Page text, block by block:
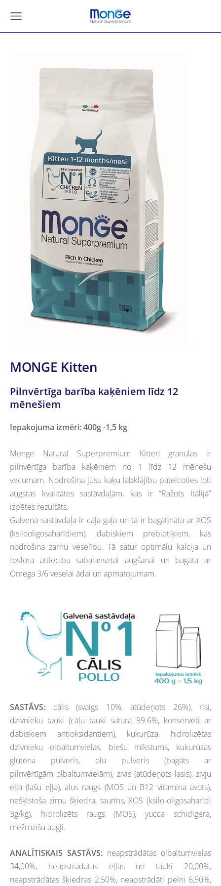
MONGE Kitten
Pilnvērtīga barība kaķēniem līdz 12
mēnešiem
Iepakojuma izmēri: 400g -1,5 kg
Monge Natural Superpremium Kitten granulas ir
pilnvērtīga barība kaķēniem no 1 līdz 12 mēnešu
vecumam. Nodrošina jūsu kaķu labklājību pateicoties ļoti
augstas kvalitātes sastāvdaļām, kas ir “Ražots Itālijā”
izpētes rezultāts.
Galvenā sastāvdaļa ir cāļa gaļa un tā ir bagātināta ar XOS
(ksilooligosaharīdiem), dabiskiem prebiotiķiem, kas
nodrošina zarnu veselību. Tā satur optimālu kalcija un
fosfora attiecību sabalansētai augšanai un bagāta ar
Omega 3/6 veselai ādai un apmatojumam.
SASTĀVS: cālis (svaigs 10%, atūdeņots 26%), rīsi,
dzīvnieku tauki (cāļu tauki saturā 99.6%, konservēti ar
dabiskiem antioksidantiem), kukurūza, hidrolizētas
dzīvnieku olbaltumvielas, biešu mīkstums, kukurūzas
glutēna pulveris, olu pulveris (bagāts ar
pilnvērtīgām olbaltumvielām), zivis (atūdeņots lasis), zivju
eļļa (lašu eļļa), alus raugs (MOS un B12 vitamīna avots),
nešķīstoša zirņu šķiedra, taurīns,XOS (ksilo-oligosaharīdi
3g/kg), hidrolizēts raugs (MOS), yucca schidigera,
mežrozīšu augļi.
ANALĪTISKAIS SASTĀVS: neapstrādātas olbaltumvielas
34,00%, neapstrādātas eļļas un tauki 20,00%,
neapstrādātas šķiedras 2,50%, neapstrādāti pelni 6,50%,